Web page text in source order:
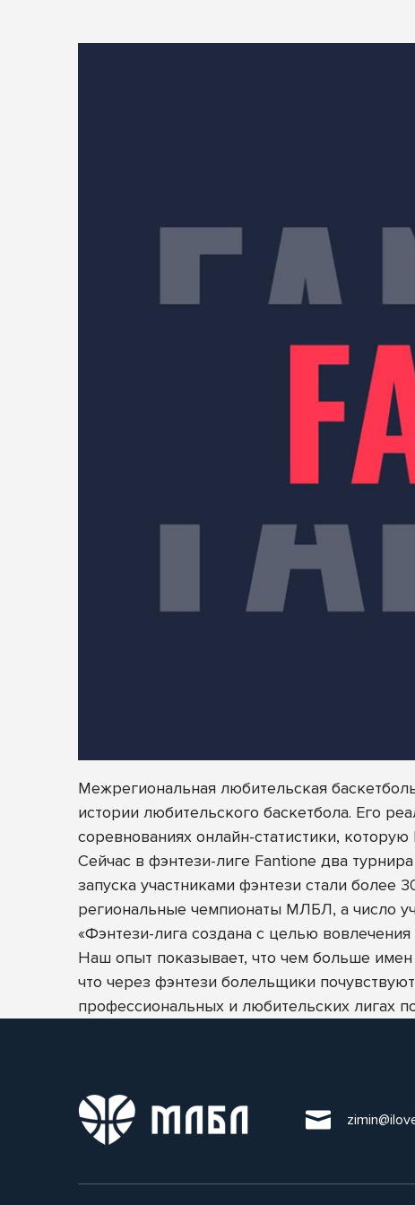
Межрегиональная любительская
истории любительского баскетбола. Его
соревнованиях онлайн-статистики,
Сейчас в фэнтези-лиге Fantione два
запуска участниками фэнтези стали более
региональные чемпионаты МЛБЛ, а число
«Фэнтези-лига создана с целью
Наш опыт показывает, что чем больше
что через фэнтези болельщики
профессиональных и любительских лигах